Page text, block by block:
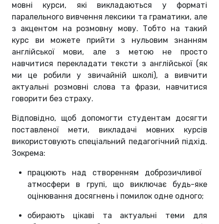
мовні курси, які викладаються у форматі
паралельного вивчення лексики та граматики, але
з акцентом на розмовну мову. Тобто на такий
курс ви можете прийти з нульовим знанням
англійської мови, але з метою не просто
навчитися перекладати тексти з англійської (як
ми це робили у звичайній школі), а вивчити
актуальні розмовні слова та фрази, навчитися
говорити без страху.
Відповідно, щоб допомогти студентам досягти
поставленої мети, викладачі мовних курсів
використовують спеціальний педагогічний підхід.
Зокрема:
працюють над створенням доброзичливої ​​
атмосфери в групі, що виключає будь-яке
оцінювання досягнень і помилок одне одного;
обирають цікаві та актуальні теми для